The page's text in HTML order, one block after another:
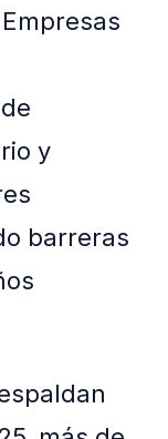
y
barreras